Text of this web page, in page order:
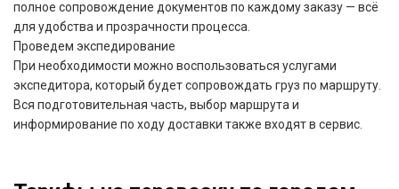
полное сопровождение документов по каждому заказу — всё
для удобства и прозрачности процесса.
Проведем экспедирование
При необходимости можно воспользоваться услугами
экспедитора, который будет сопровождать груз по маршруту.
Вся подготовительная часть, выбор маршрута и
информирование по ходу доставки также входят в сервис.